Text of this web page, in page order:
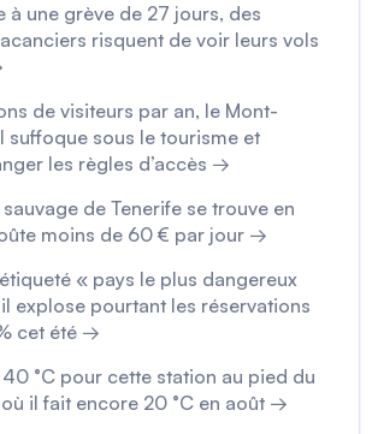
à une grève de 27 jours, des
risquent de voir leurs vols
de visiteurs par an, le Mont-
suffoque sous le tourisme et
les règles d’accès →
de Tenerife se trouve en
moins de 60 € par jour →
« pays le plus dangereux
il explose pourtant les réservations
cet été →
°C pour cette station au pied du
il fait encore 20 °C en août →